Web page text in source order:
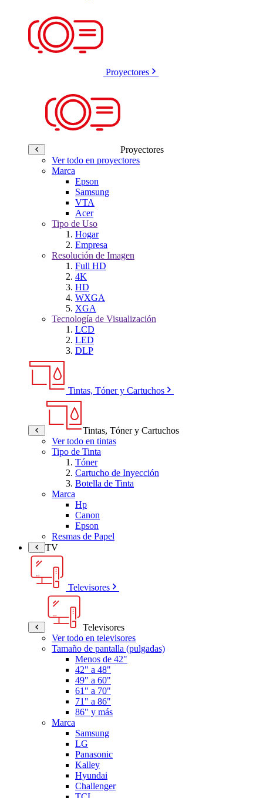
Proyectores
Proyectores
Ver todo en proyectores
Marca
Epson
Samsung
VTA
Acer
Tipo de Uso
Hogar
Empresa
Resolución de Imagen
Full HD
4K
HD
WXGA
XGA
Tecnología de Visualización
LCD
LED
DLP
Tintas, Tóner y Cartuchos
Tintas, Tóner y Cartuchos
Ver todo en tintas
Tipo de Tinta
Tóner
Cartucho de Inyección
Botella de Tinta
Marca
Hp
Canon
Epson
Resmas de Papel
TV
Televisores
Televisores
Ver todo en televisores
Tamaño de pantalla (pulgadas)
Menos de 42"
42" a 48"
49" a 60"
61" a 70"
71" a 86"
86" y más
Marca
Samsung
LG
Panasonic
Kalley
Hyundai
Challenger